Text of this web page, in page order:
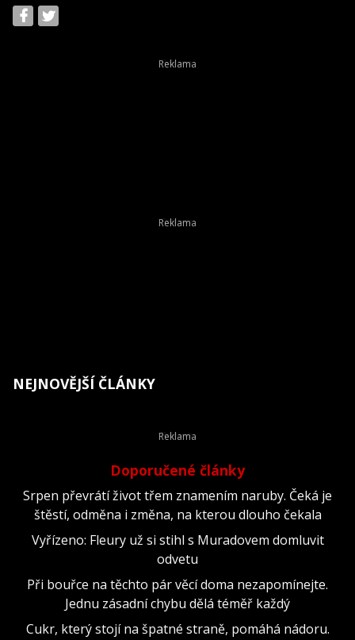
NEJNOVĚJŠÍ ČLÁNKY
Doporučené články
Srpen převrátí život třem znamením naruby. Čeká je
štěstí, odměna i změna, na kterou dlouho čekala
Vyřízeno: Fleury už si stihl s Muradovem domluvit
odvetu
Při bouřce na těchto pár věcí doma nezapomínejte.
Jednu zásadní chybu dělá téměř každý
Cukr, který stojí na špatné straně, pomáhá nádoru.